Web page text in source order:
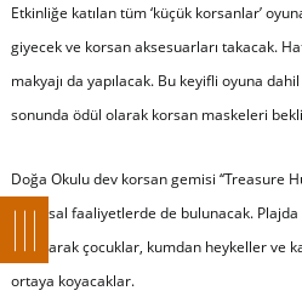
Etkinliğe katılan tüm ‘küçük korsanlar’
giyecek ve korsan aksesuarları takacak.
makyajı da yapılacak. Bu keyifli oyuna
sonunda ödül olarak korsan maskeleri
Doğa Okulu dev korsan gemisi ‘‘Treasure
sanatsal faaliyetlerde de bulunacak.
biri olarak çocuklar, kumdan heykeller ve
ortaya koyacaklar.